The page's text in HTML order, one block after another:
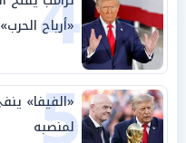
«أرباح الحرب»
«الفيفا»
لمنصبه